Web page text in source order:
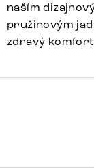
naším
pružinovým
zdravý komfort
Heira-
Array